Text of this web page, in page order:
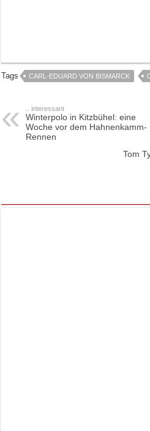
Tags CARL-EDUARD VON BISMARCK
.. interessant
Winterpolo in Kitzbühel: eine
Woche vor dem Hahnenkamm-
Rennen
Tom